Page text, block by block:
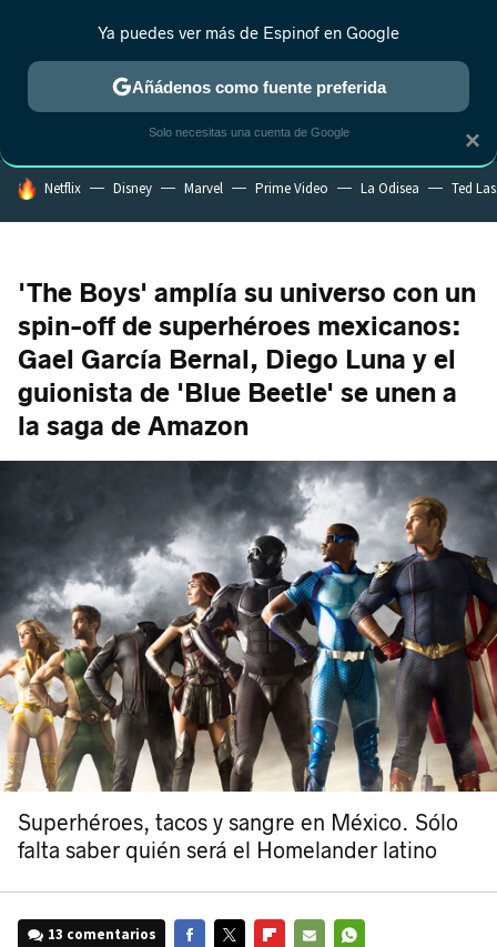
MENÚ NUEVO
ESTRENOS REALITY ANIME RANKINGS CINE
HOY SE HABLA DE
Netflix Disney Marvel Prime Video La Odisea Ted
'The Boys' amplía su universo con un
spin-off de superhéroes mexicanos:
Gael García Bernal, Diego Luna y el
guionista de 'Blue Beetle' se unen a
la saga de Amazon
Superhéroes, tacos y sangre en México. Sólo
falta saber quién será el Homelander latino
13 comentarios
×
Ya puedes ver más de Espinof en Google
Añádenos como fuente preferida
Solo necesitas una cuenta de Google